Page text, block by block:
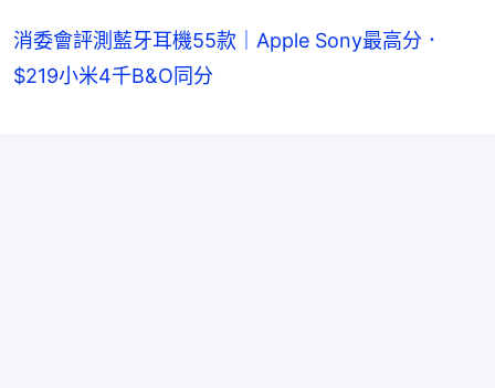
消委會評測藍牙耳機55款｜Apple Sony最高分．
$219小米4千B&O同分